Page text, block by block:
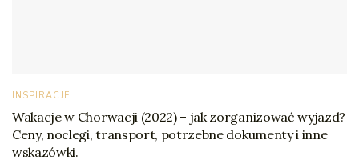
INSPIRACJE
Wakacje w Chorwacji (2022) – jak zorganizować wyjazd?
Ceny, noclegi, transport, potrzebne dokumenty i inne
wskazówki.